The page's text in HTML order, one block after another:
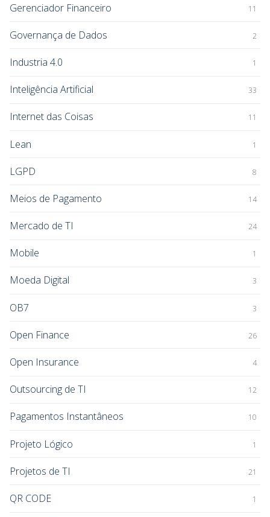
Gerenciador Financeiro 11
Governança de Dados 2
Industria 4.0 1
Inteligência Artificial 33
Internet das Coisas 11
Lean 1
LGPD 8
Meios de Pagamento 14
Mercado de TI 24
Mobile 1
Moeda Digital 3
OB7 3
Open Finance 26
Open Insurance 4
Outsourcing de TI 12
Pagamentos Instantâneos 10
Projeto Lógico 1
Projetos de TI 21
QR CODE 1